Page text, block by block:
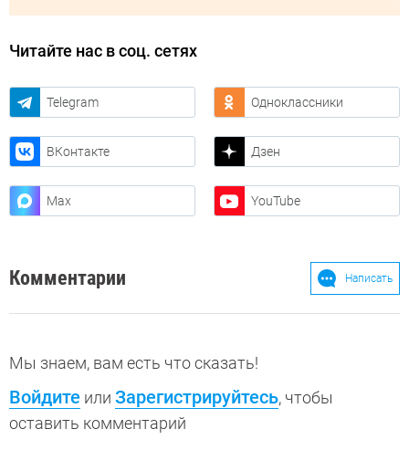
Читайте нас в соц. сетях
Telegram Одноклассники
ВКонтакте Дзен
Max YouTube
Комментарии Написать
Мы знаем, вам есть что сказать!
Войдите или Зарегистрируйтесь, чтобы
оставить комментарий